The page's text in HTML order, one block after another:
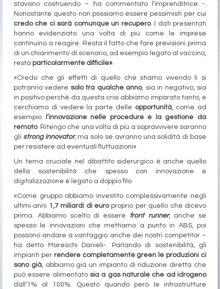
stavano costruendo – ha commentato l’imprenditrice -.
Nonostante questo non possiamo essere pessimisti per cui
credo che ci sarà comunque un recupero. I dati presentati
hanno evidenziato una volta di più come le imprese
continuino a reagire. Resta il fatto che fare previsioni prima
di un chiarimento di scenario, ad esempio legato al vaccino,
resta particolarmente difficile».
«Credo che gli effetti di quello che stiamo vivendo li si
potranno vedere solo tra qualche anno, sia in negativo, sia
in positivo perché da questa crisi abbiamo imparato tanto, e
cerchiamo di vedere la parte delle opportunità, come ad
esempio
l’innovazione nelle procedure e la gestione da
remoto. Ritengo che una volta di più a sopravvivere saranno
gli strong innovator, ma solo se avranno una solidità di base
per resistere ad eventuali fluttuazioni»
Un tema cruciale nel dibattito siderurgico è anche quello
della sostenibilità che spesso con innovazione e
digitalizzazione è legato a doppio filo
«Come gruppo abbiamo investito complessivamente negli
ultimi anni 1,7 miliardi di europroprio per quello che dicevo
prima. Abbiamo scelto di essere front runner, anche se
spesso le innovazioni che mettiamo a punto in ABS, poi
possono andare a vantaggio anche dei nostri competitor –
ha detto Mareschi Danieli-. Parlando di sostenibilità, gli
impianti per rendere completamente green le produzioni ci
sono già, abbiamo già un impianto di riduzione diretta che
può essere alimentato sia a gas naturale che ad idrogeno
dall’1% al 100%. Questo quando però le infrastrutture